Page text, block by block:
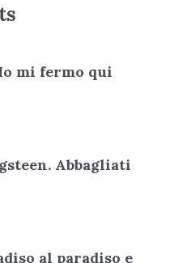
mi fermo qui
Abbagliati
al paradiso e